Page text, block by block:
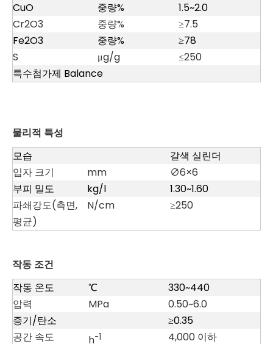
CuO
중량%
1.5~2.0
Cr2O3
중량%
≥7.5
Fe2O3
중량%
≥78
S
μg/g
≤250
특수첨가제 Balance
물리적 특성
모습
갈색 실린더
입자 크기
mm
∅6×6
부피 밀도
kg/l
1.30~1.60
파쇄강도(측면,
평균)
N/cm ≥250
작동 조건
작동 온도
℃
330~440
압력
MPa
0.50~6.0
증기/탄소
≥0.35
공간 속도
h-1 4,000 이하